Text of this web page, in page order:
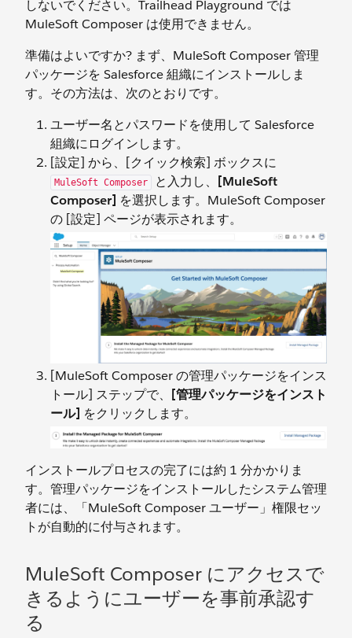
しないでください。Trailhead Playground では
MuleSoft Composer は使用できません。
準備はよいですか? まず、MuleSoft Composer 管理
パッケージを Salesforce 組織にインストールしま
す。その方法は、次のとおりです。
ユーザー名とパスワードを使用して Salesforce
組織にログインします。
[設定] から、[クイック検索] ボックスに
MuleSoft Composer と入力し、
[MuleSoft
Composer] を選択します。MuleSoft Composer
の [設定] ページが表示されます。
[MuleSoft Composer の管理パッケージをインス
トール] ステップで、
[管理パッケージをインスト
ール] をクリックします。
インストールプロセスの完了には約 1 分かかりま
す。管理パッケージをインストールしたシステム管理
者には、「MuleSoft Composer ユーザー」権限セッ
トが自動的に付与されます。
MuleSoft Composer にアクセスで
きるようにユーザーを事前承認す
る